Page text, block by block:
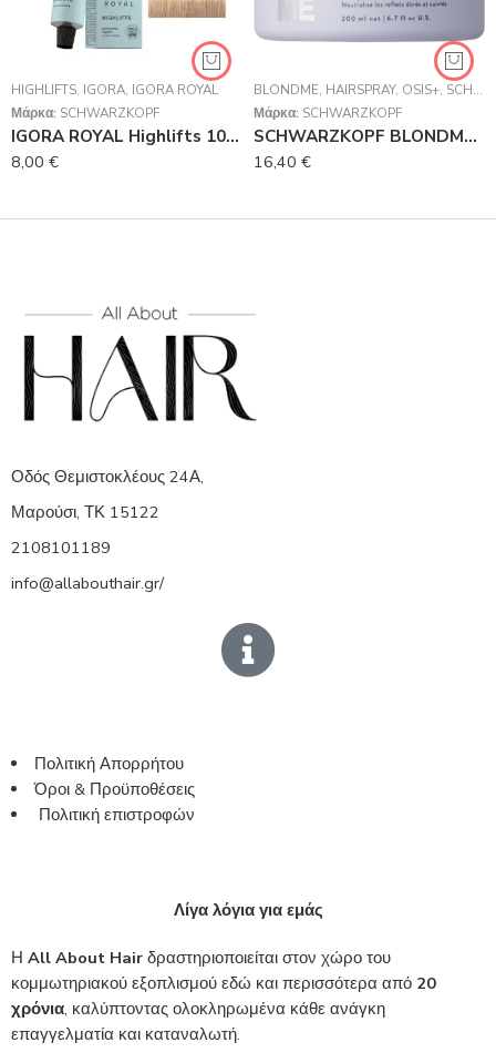
HIGHLIFTS, IGORA, IGORA ROYAL
Μάρκα: SCHWARZKOPF
IGORA ROYAL Highlifts 10-46 Κατάξανθο Μπεζ Μαρόν 60 ml
8,00 €
BLONDME, HAIRSPRAY, OSIS+, SCHWARZKOPF
Μάρκα: SCHWARZKOPF
SCHWARZKOPF BLONDME Bond Repair Purple Mask 200ml
16,40 €
Οδός Θεμιστοκλέους 24Α,
Μαρούσι, ΤΚ 15122
2108101189
info@allabouthair.gr/
Πολιτική Απορρήτου
Όροι & Προϋποθέσεις
Πολιτική επιστροφών
Λίγα λόγια για εμάς
Η All About Hair δραστηριοποιείται στον χώρο του
κομμωτηριακού εξοπλισμού εδώ και περισσότερα από 20
χρόνια, καλύπτοντας ολοκληρωμένα κάθε ανάγκη
επαγγελματία και καταναλωτή.